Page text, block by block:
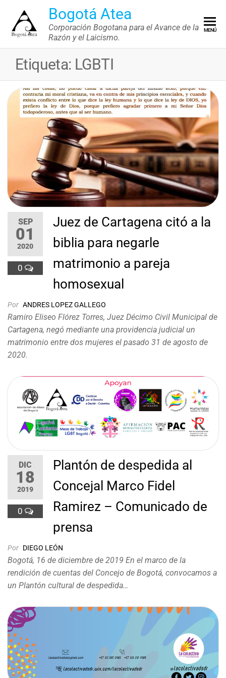
contenido
Bogotá Atea
Corporación Bogotana para el Avance de la
Razón y el Laicismo.
MENÚ
Etiqueta: LGBTI
SEP
01
2020
0
Juez de Cartagena citó a la
biblia para negarle
matrimonio a pareja
homosexual
Por ANDRES LOPEZ GALLEGO
Ramiro Eliseo Flórez Torres, Juez Décimo Civil Municipal de
Cartagena, negó mediante una providencia judicial un
matrimonio entre dos mujeres el pasado 31 de agosto de
2020.
DIC
18
2019
0
Plantón de despedida al
Concejal Marco Fidel
Ramirez – Comunicado de
prensa
Por DIEGO LEÓN
Bogotá, 16 de diciembre de 2019 En el marco de la
rendición de cuentas del Concejo de Bogotá, convocamos a
un Plantón cultural de despedida…